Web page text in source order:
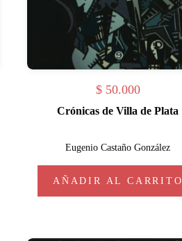
$50.000
Crónicas de Villa de Plata
Eugenio Castaño González
AÑADIR AL CARRITO